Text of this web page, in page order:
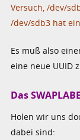
Versuch, /dev/
/dev/sdb3 hat
Es muß also
eine neue UUID
Das
Holen wir uns
dabei sind: